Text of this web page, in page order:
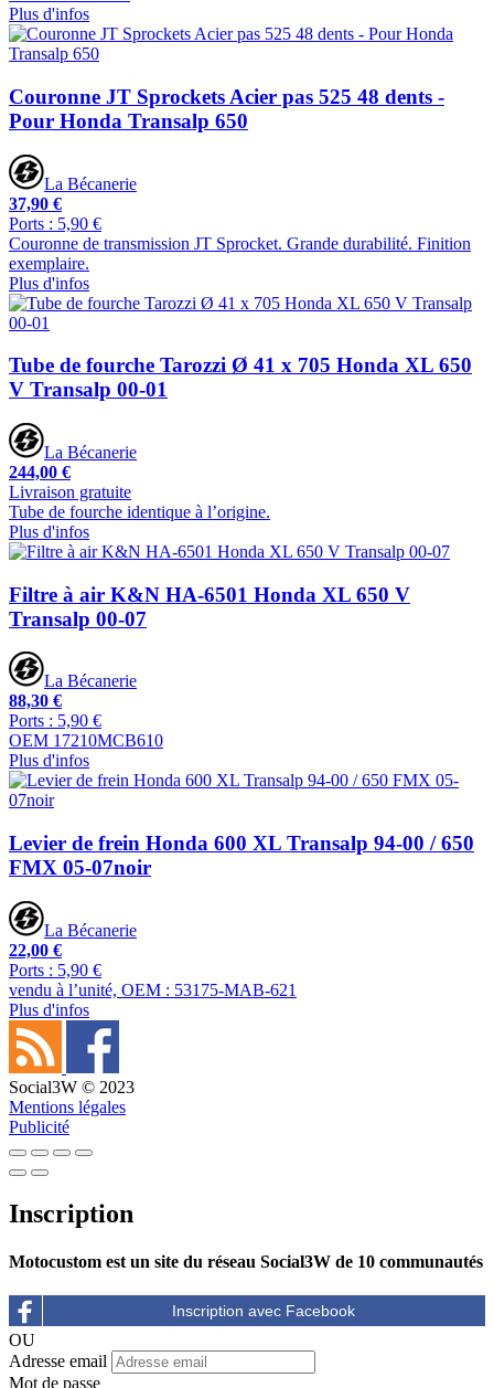
Plus d'infos
Couronne JT Sprockets Acier pas 525 48 dents -
Pour Honda Transalp 650
La Bécanerie
37,90 €
Ports : 5,90 €
Couronne de transmission JT Sprocket. Grande durabilité. Finition
exemplaire.
Plus d'infos
Tube de fourche Tarozzi Ø 41 x 705 Honda XL 650
V Transalp 00-01
La Bécanerie
244,00 €
Livraison gratuite
Tube de fourche identique à l’origine.
Plus d'infos
Filtre à air K&N HA-6501 Honda XL 650 V
Transalp 00-07
La Bécanerie
88,30 €
Ports : 5,90 €
OEM 17210MCB610
Plus d'infos
Levier de frein Honda 600 XL Transalp 94-00 / 650
FMX 05-07noir
La Bécanerie
22,00 €
Ports : 5,90 €
vendu à l’unité, OEM : 53175-MAB-621
Plus d'infos
Social3W © 2023
Mentions légales
Publicité
Inscription
Motocustom est un site du réseau Social3W de 10 communautés
OU
Adresse email
Mot de passe